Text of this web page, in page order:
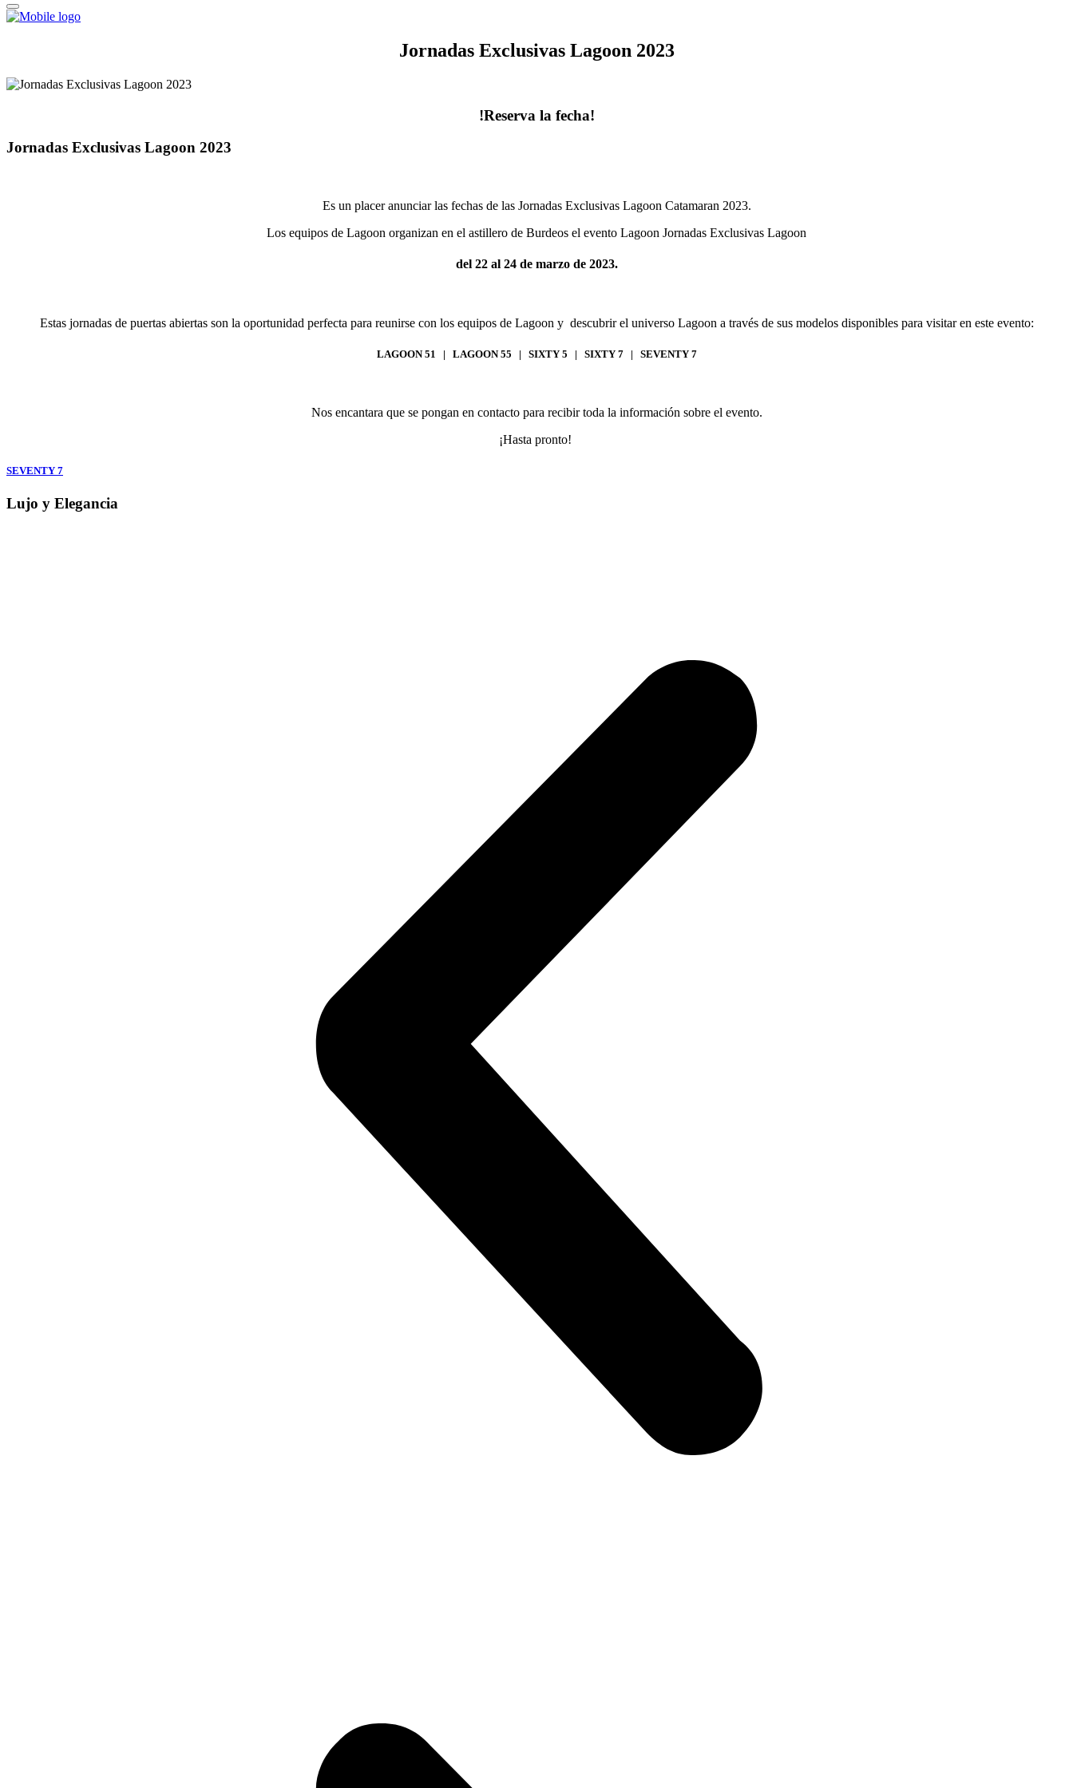
Jornadas Exclusivas Lagoon 2023
!Reserva la fecha!
Jornadas Exclusivas Lagoon 2023
Es un placer anunciar las fechas de las Jornadas Exclusivas Lagoon Catamaran 2023.
Los equipos de Lagoon organizan en el astillero de Burdeos el evento Lagoon Jornadas Exclusivas Lagoon
del 22 al 24 de marzo de 2023.
Estas jornadas de puertas abiertas son la oportunidad perfecta para reunirse con los equipos de Lagoon y descubrir el universo Lagoon a través de sus modelos disponibles para visitar en este evento:
LAGOON 51 | LAGOON 55 | SIXTY 5 | SIXTY 7 | SEVENTY 7
Nos encantara que se pongan en contacto para recibir toda la información sobre el evento.
¡Hasta pronto!
SEVENTY 7
Lujo y Elegancia